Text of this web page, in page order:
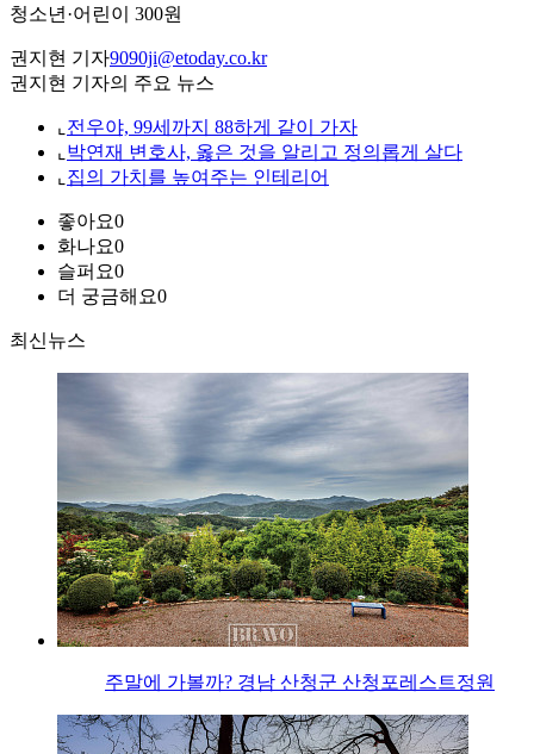
청소년·어린이 300원
권지현 기자9090ji@etoday.co.kr
권지현 기자의 주요 뉴스
⌞ 전우야, 99세까지 88하게 같이 가자
⌞ 박연재 변호사, 옳은 것을 알리고 정의롭게 살다
⌞ 집의 가치를 높여주는 인테리어
좋아요0
화나요0
슬퍼요0
더 궁금해요0
최신뉴스
주말에 가볼까? 경남 산청군 산청포레스트정원